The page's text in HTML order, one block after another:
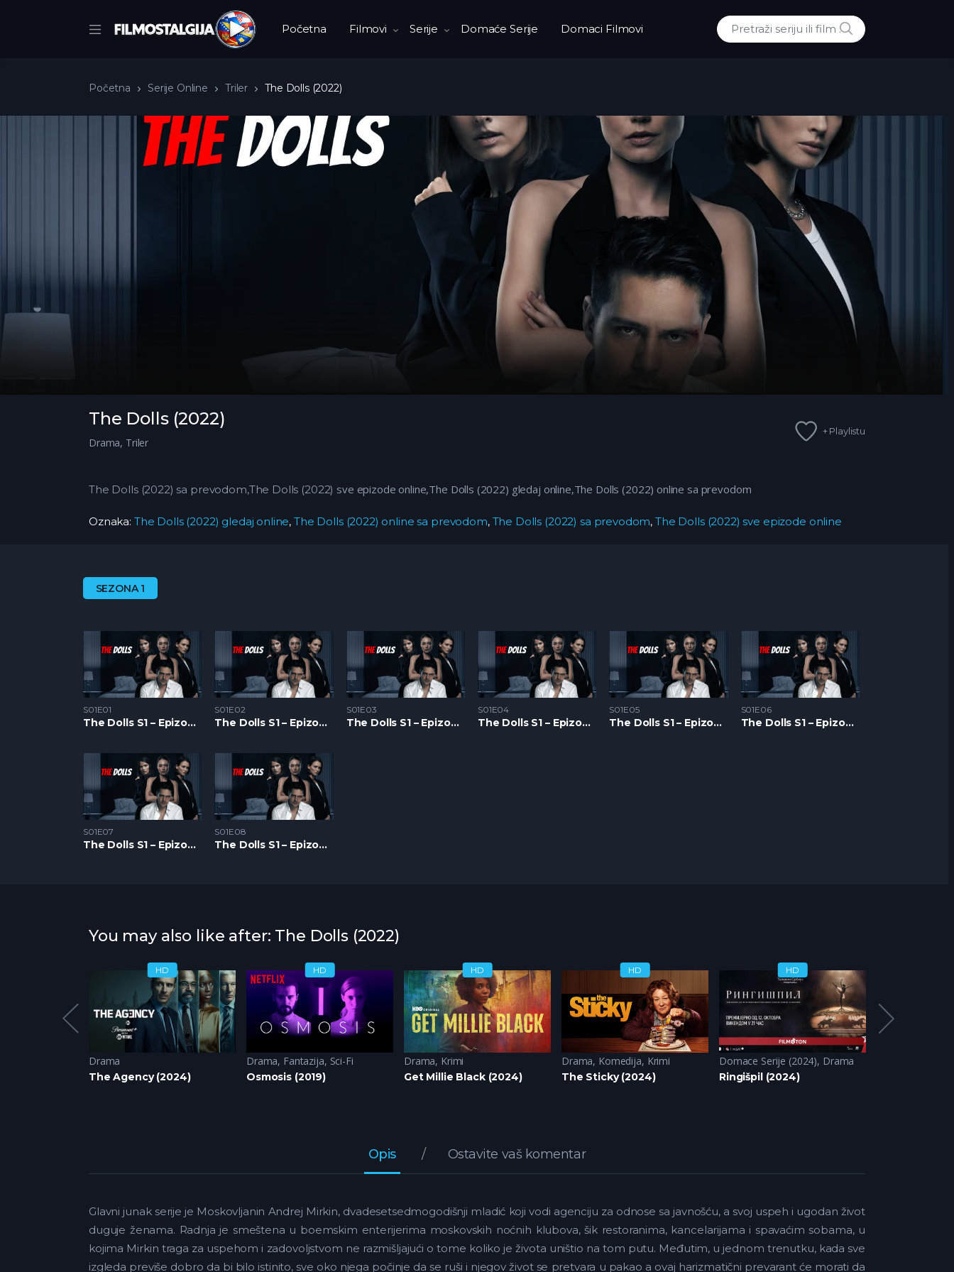
Početna Filmovi Serije Domaće Serije Domaci Filmovi
Traži:
POTRAZI
Početna Serije Online Triler The Dolls (2022)
The Dolls (2022)
Drama, Triler
+ Playlistu
The Dolls (2022) sa prevodom,The Dolls (2022) sve epizode online,The Dolls (2022) gledaj online,The Dolls (2022) online sa prevodom
Oznaka: The Dolls (2022) gledaj online,The Dolls (2022) online sa prevodom, The Dolls (2022) sa prevodom,The Dolls (2022) sve epizode online
SEZONA 1
S01E01
The Dolls S1 – Epizoda 01
S01E02
The Dolls S1 – Epizoda 02
S01E03
The Dolls S1 – Epizoda 03
S01E04
The Dolls S1 – Epizoda 04
S01E05
The Dolls S1 – Epizoda 05
S01E06
The Dolls S1 – Epizoda 06
S01E07
The Dolls S1 – Epizoda 07
S01E08
The Dolls S1 – Epizoda 08
You may also like after: The Dolls (2022)
Komedija
HD
Drama
The Agency (2024)
HD
Drama, Fantazija, Sci-Fi
Osmosis (2019)
HD
Drama, Krimi
Get Millie Black (2024)
HD
Drama, Komedija, Krimi
The Sticky (2024)
HD
Domace Serije (2024), Drama
Ringišpil (2024)
Opis Ostavite vaš komentar
Glavni junak serije je Moskovljanin Andrej Mirkin, dvadesetsedmogodišnji mladić koji vodi agenciju za odnose sa javnošću, a svoj uspeh i ugodan život
duguje ženama. Radnja je smeštena u boemskim enterijerima moskovskih noćnih klubova, šik restoranima, kancelarijama i spavaćim sobama, u
kojima Mirkin traga za uspehom i zadovoljstvom ne razmišljajući o tome koliko je života uništio na tom putu. Međutim, u jednom trenutku, kada sve
izgleda previše dobro da bi bilo istinito, sve oko njega počinje da se ruši i njegov život se pretvara u pakao a ovaj harizmatični prevarant će morati da